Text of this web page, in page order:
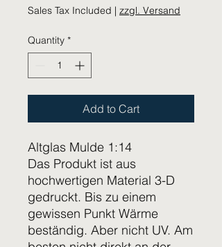
Sales Tax Included | zzgl. Versand
Quantity *
Add to Cart
Altglas Mulde 1:14
Das Produkt ist aus
hochwertigen Material 3-D
gedruckt. Bis zu einem
gewissen Punkt Wärme
beständig. Aber nicht UV. Am